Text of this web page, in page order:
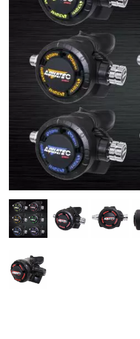
Iránytű